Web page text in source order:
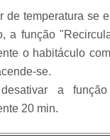
de temperatura se
a função
o habitáculo
se.
a função
20 min.